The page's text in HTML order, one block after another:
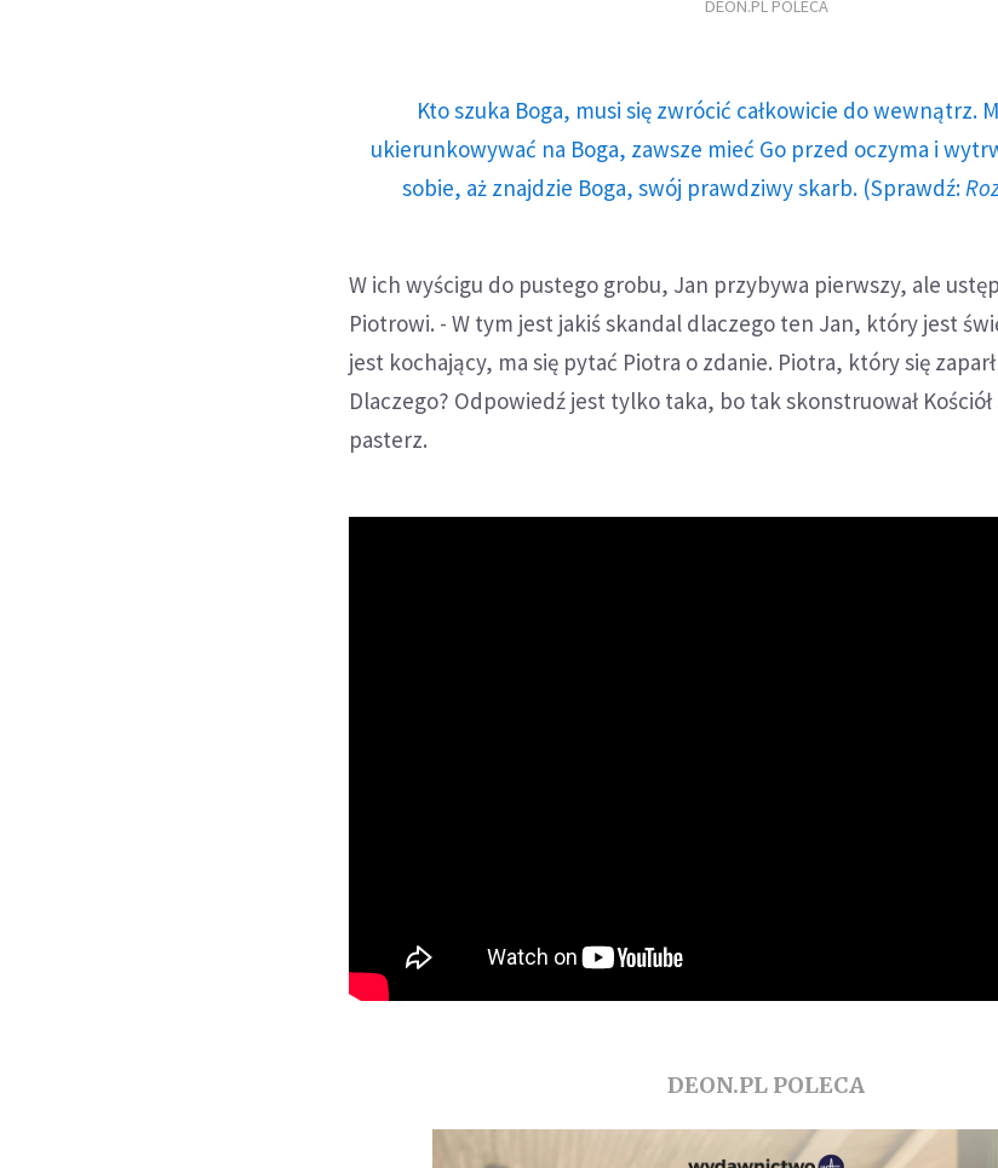
DEON.PL POLECA
Kto szuka Boga, musi się zwrócić całkowicie do wewnątrz.
ukierunkowywać na Boga, zawsze mieć Go przed oczyma i
sobie, aż znajdzie Boga, swój prawdziwy skarb. (Sprawdź:
W ich wyścigu do pustego grobu, Jan przybywa pierwszy, ale
Piotrowi. - W tym jest jakiś skandal dlaczego ten Jan, który jest
jest kochający, ma się pytać Piotra o zdanie. Piotra, który się zaparł
Dlaczego? Odpowiedź jest tylko taka, bo tak skonstruował Kościół
pasterz.
DEON.PL POLECA